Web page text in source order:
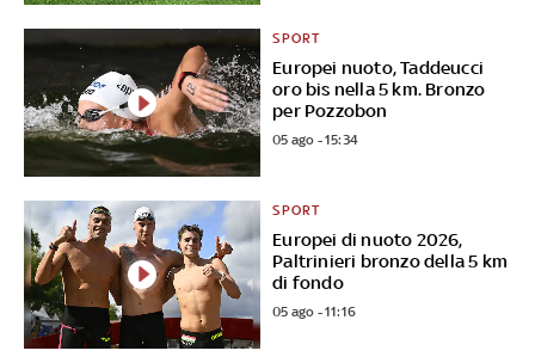
Europei nuoto, Taddeucci
oro bis nella 5 km. Bronzo
per Pozzobon
SPORT
05 ago - 15:34
Europei di nuoto 2026,
Paltrinieri bronzo della 5 km
di fondo
SPORT
05 ago - 11:16